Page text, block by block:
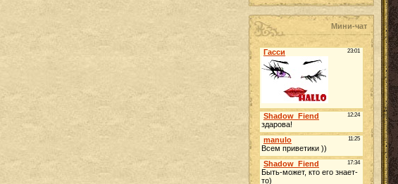
Мини-чат